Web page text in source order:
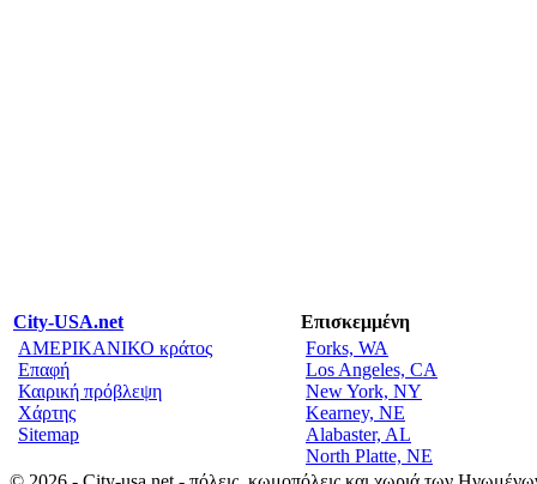
City-USA.net
Επισκεμμένη
ΑΜΕΡΙΚΑΝΙΚΟ κράτος
Επαφή
Καιρική πρόβλεψη
Χάρτης
Sitemap
Forks, WA
Los Angeles, CA
New York, NY
Kearney, NE
Alabaster, AL
North Platte, NE